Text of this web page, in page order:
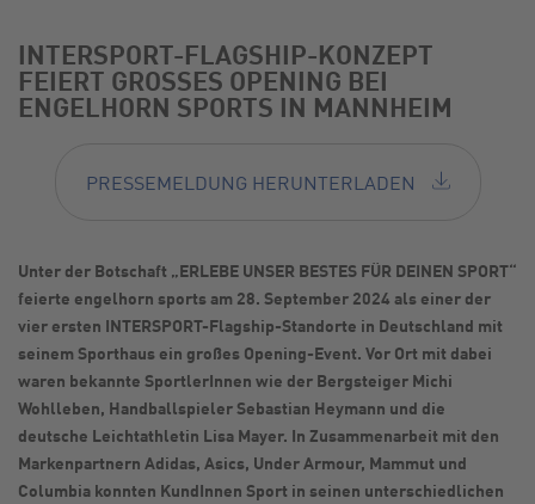
INTERSPORT-FLAGSHIP-KONZEPT
FEIERT GROSSES OPENING BEI
ENGELHORN SPORTS IN MANNHEIM
PRESSEMELDUNG HERUNTERLADEN
Unter der Botschaft „ERLEBE UNSER BESTES FÜR DEINEN SPORT“
feierte engelhorn sports am 28. September 2024 als einer der
vier ersten INTERSPORT-Flagship-Standorte in Deutschland mit
seinem Sporthaus ein großes Opening-Event. Vor Ort mit dabei
waren bekannte SportlerInnen wie der Bergsteiger Michi
Wohlleben, Handballspieler Sebastian Heymann und die
deutsche Leichtathletin Lisa Mayer. In Zusammenarbeit mit den
Markenpartnern Adidas, Asics, Under Armour, Mammut und
Columbia konnten KundInnen Sport in seinen unterschiedlichen